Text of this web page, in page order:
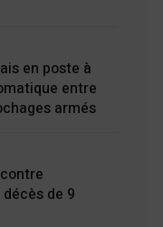
en poste à
entre
armés
décès de 9